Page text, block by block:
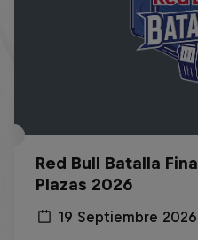
Red Bull Batalla
Plazas 2026
19 Septiembre 2026